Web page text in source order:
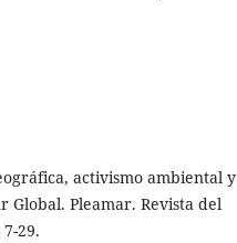
activismo ambiental y
Pleamar. Revista del
29.